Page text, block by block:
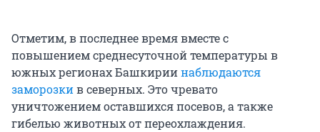
Отметим, в последнее время вместе с
повышением среднесуточной температуры в
южных регионах Башкириинаблюдаются
заморозкив северных. Это чревато
уничтожением оставшихся посевов, а также
гибелью животных от переохлаждения.